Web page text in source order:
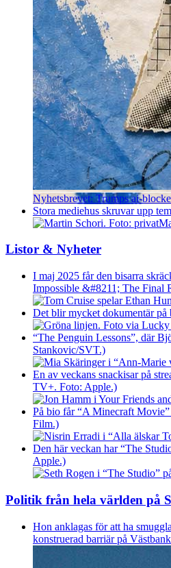
Nyhetsbrevet: Trumps ai-
Stora mediehus skruvar upp
Listor & Nyheter
I maj 2025 får den bisarra
Impossible &#8211; The Final
Det blir mycket dokumentär på
“The Penguin Lessons”, där
Stankovic/SVT.)
En av veckans snackisar på
TV+. Foto: Apple.)
På bio får “A Minecraft
Film.)
Den här veckan har “The
Apple.)
Politik från hela världen på
Hon anklagas för att ha
konstruerad barriär på